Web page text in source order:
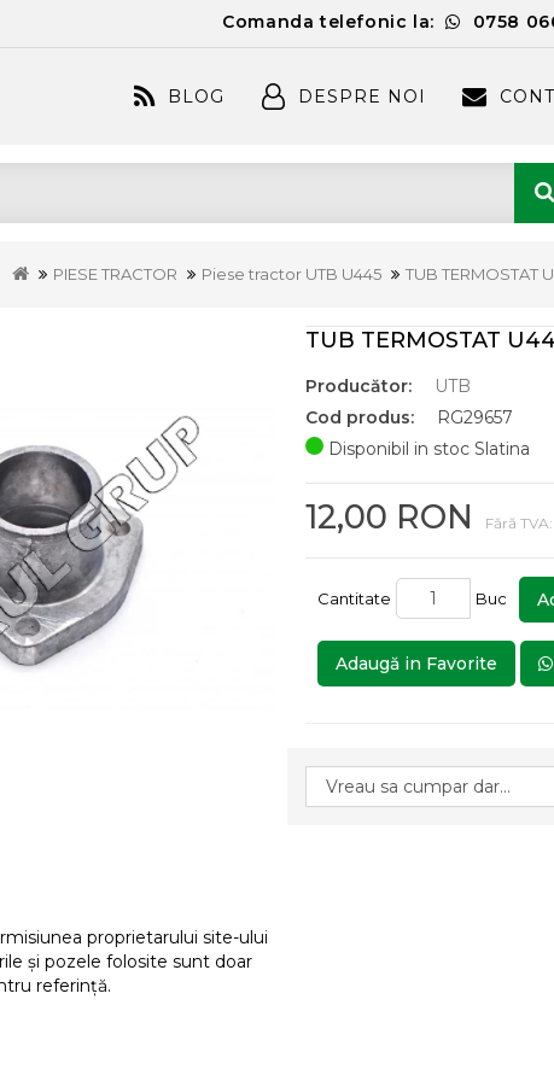
Comanda telefonic la: 0758
BLOG DESPRE NOI
PIESE TRACTOR Piese tractor UTB U445 TUB TERMOSTAT
proprietarului site-ului
și pozele folosite sunt doar
referință.
TUB TERMOSTAT
Producător:
UTB
Cod produs:
RG29657
Disponibil in stoc Slatina
12,00 RON Fără
Cantitate Buc
Adaugă in Favorite